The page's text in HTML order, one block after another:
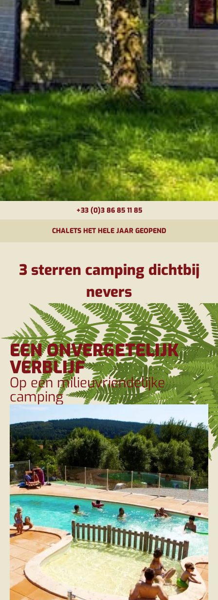
+33 (0)3 86 85 11 85
CHALETS HET HELE JAAR GEOPEND
3 sterren camping dichtbij
nevers
EEN ONVERGETELIJK
VERBLIJF
Op een milieuvriendelijke
camping